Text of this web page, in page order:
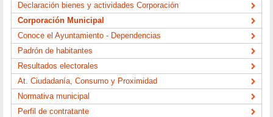
Declaración bienes y actividades Corporación
Corporación Municipal
Conoce el Ayuntamiento - Dependencias
Padrón de habitantes
Resultados electorales
At. Ciudadanía, Consumo y Proximidad
Normativa municipal
Perfil de contratante